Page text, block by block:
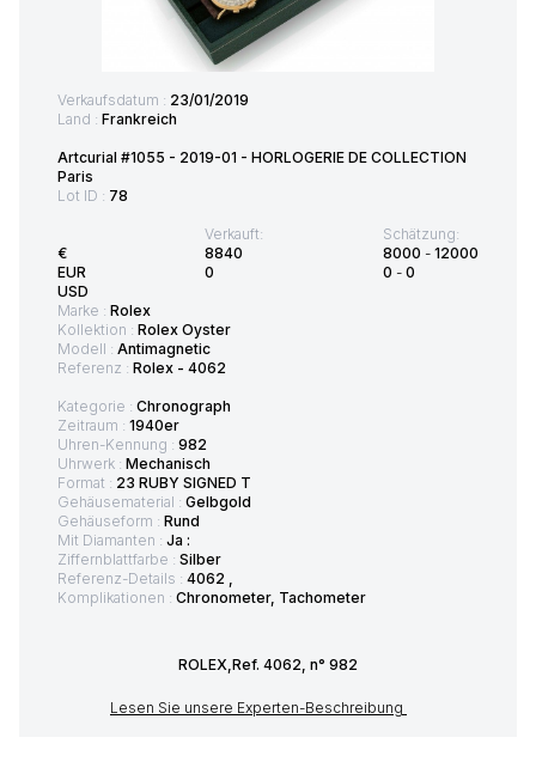
Verkaufsdatum : 23/01/2019
Land : Frankreich
Artcurial #1055 - 2019-01 - HORLOGERIE DE COLLECTION
Paris
Lot ID : 78
€
EUR
USD
Verkauft:
8840
0
Schätzung:
8000 - 12000
0 - 0
Marke : Rolex
Kollektion : Rolex Oyster
Modell : Antimagnetic
Referenz : Rolex - 4062
Kategorie : Chronograph
Zeitraum : 1940er
Uhren-Kennung : 982
Uhrwerk : Mechanisch
Format : 23 RUBY SIGNED T
Gehäusematerial : Gelbgold
Gehäuseform : Rund
Mit Diamanten : Ja :
Ziffernblattfarbe : Silber
Referenz-Details : 4062 ,
Komplikationen : Chronometer, Tachometer
ROLEX,Ref. 4062, n° 982
Lesen Sie unsere Experten-Beschreibung